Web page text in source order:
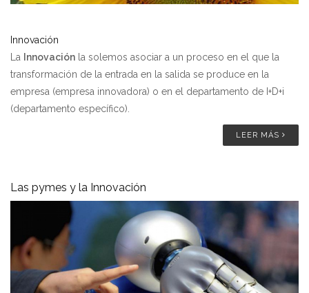
Innovación
La
Innovación la solemos asociar a un proceso en el que la
transformación de la entrada en la salida se produce en la
empresa (empresa innovadora) o en el departamento de I+D+i
(departamento específico).
LEER MÁS
Las pymes y la Innovación